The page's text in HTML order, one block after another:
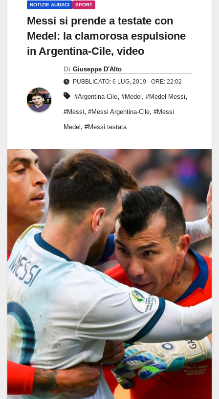
NOTIZIE AUDACI SPORT
Messi si prende a testate con
Medel: la clamorosa espulsione
in Argentina-Cile, video
Di Giuseppe D'Alto
PUBBLICATO: 6 LUG, 2019 - ORE: 22:02
#Argentina-Cile, #Medel , #Medel Messi,
#Messi, #Messi Argentina-Cile, #Messi
Medel , #Messi testata